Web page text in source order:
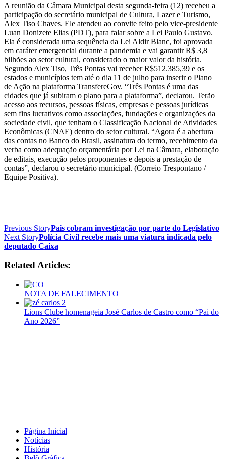
A reunião da Câmara Municipal desta segunda-feira (12) recebeu a
participação do secretário municipal de Cultura, Lazer e Turismo,
Alex Tiso Chaves. Ele atendeu ao convite feito pelo vice-presidente
Luan Donizete Elias (PDT), para falar sobre a Lei Paulo Gustavo.
Ela é considerada uma sequência da Lei Aldir Blanc, foi aprovada
em caráter emergencial durante a pandemia e vai garantir R$ 3,8
bilhões ao setor cultural, considerado o maior valor da história.
Segundo Alex Tiso, Três Pontas vai receber R$512.385,39 e os
estados e municípios tem até o dia 11 de julho para inserir o Plano
de Ação na plataforma TransfereGov. “Três Pontas é uma das
cidades que já subiram o plano para a plataforma”, declarou. Terão
acesso aos recursos, pessoas físicas, empresas e pessoas jurídicas
sem fins lucrativos como associações, fundações e organizações da
sociedade civil, que tenham o Classificação Nacional de Atividades
Econômicas (CNAE) dentro do setor cultural. “Agora é a abertura
das contas no Banco do Brasil, assinatura do termo, recebimento da
verba como adequação orçamentária por Lei na Câmara, elaboração
de editais, execução pelos proponentes e depois a prestação de
contas”, declarou o secretário municipal. (Correio Trespontano /
Equipe Positiva).
Previous StoryPais cobram investigação por parte do Legislativo
Next StoryPolícia Civil recebe mais uma viatura indicada pelo
deputado Caixa
Related Articles:
NOTA DE FALECIMENTO
Lions Clube homenageia José Carlos de Castro como “Pai do
Ano 2026”
Página Inicial
Notícias
História